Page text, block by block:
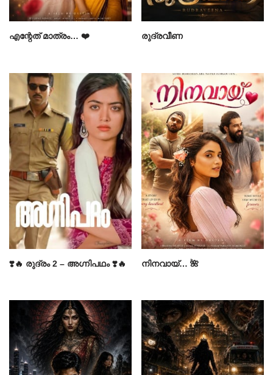
എന്റേത് മാത്രം… ❤️ രുദ്രവീണ
❣️🔥 രുദ്രം 2 – അഗ്നിപഥം ❣️🔥 നിനവായ്… 🌺